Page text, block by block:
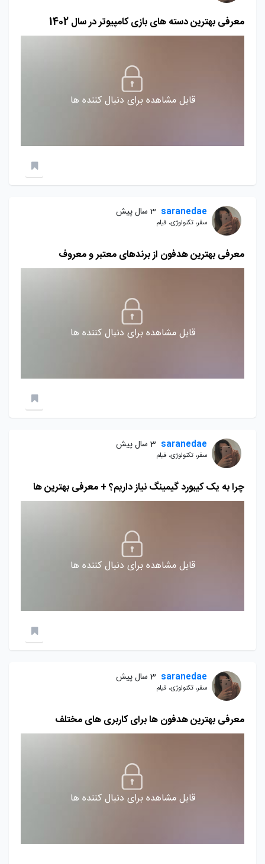
معرفی بهترین دسته های بازی کامپیوتر در سال 1402
قابل مشاهده برای دنبال کننده ها
saranedae 3 سال پیش
سفر، تکنولوژی، فیلم
معرفی بهترین هدفون از برندهای معتبر و معروف
قابل مشاهده برای دنبال کننده ها
saranedae 3 سال پیش
سفر، تکنولوژی، فیلم
چرا به یک کیبورد گیمینگ نیاز داریم؟ + معرفی بهترین ها
قابل مشاهده برای دنبال کننده ها
saranedae 3 سال پیش
سفر، تکنولوژی، فیلم
معرفی بهترین هدفون ها برای کاربری های مختلف
قابل مشاهده برای دنبال کننده ها